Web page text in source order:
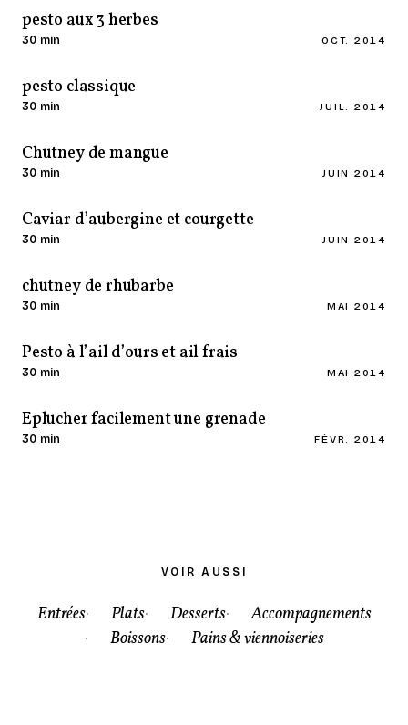
pesto aux 3 herbes
30 min OCT. 2014
pesto classique
30 min JUIL. 2014
Chutney de mangue
30 min JUIN 2014
Caviar d’aubergine et courgette
30 min JUIN 2014
chutney de rhubarbe
30 min MAI 2014
Pesto à l’ail d’ours et ail frais
30 min MAI 2014
Eplucher facilement une grenade
30 min FÉVR. 2014
VOIR AUSSI
Entrées Plats Desserts
Accompagnements
Boissons
Pains & viennoiseries